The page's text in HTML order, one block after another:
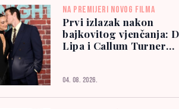
NA PREMIJERI NOVOG FILMA
Prvi izlazak nakon
bajkovitog vjenčanja:
Lipa i Callum Turner
04. 08. 2026.